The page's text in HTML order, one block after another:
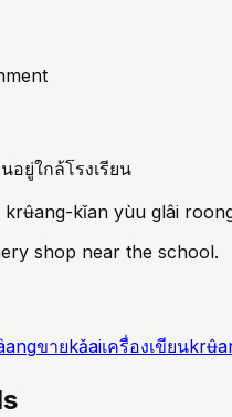
อยู่ใกล้โรงเรียน
krʉ̂ang-kǐan yùu glâi
shop near the school.
ขายkǎaiเครื่องเขียน